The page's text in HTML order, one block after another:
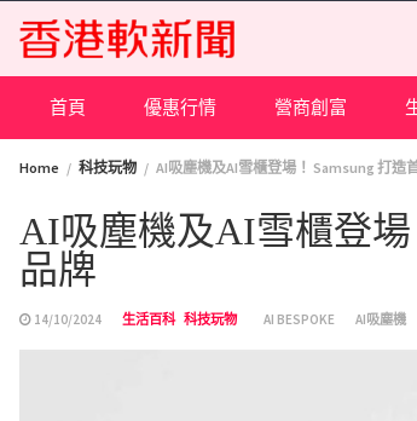
content
首頁 優惠行情 營商創富
Home 科技玩物 AI吸塵機及AI雪櫃登場！ Samsung 打造
AI吸塵機及AI雪櫃登場
品牌
14/10/2024 生活百科 科技玩物 AI BESPOKE AI吸塵機